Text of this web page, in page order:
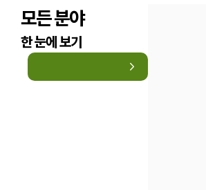
모든 분야
한 눈에 보기